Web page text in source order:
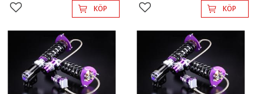
Lägg till i favoriterKÖP Lägg till i favoriterKÖP